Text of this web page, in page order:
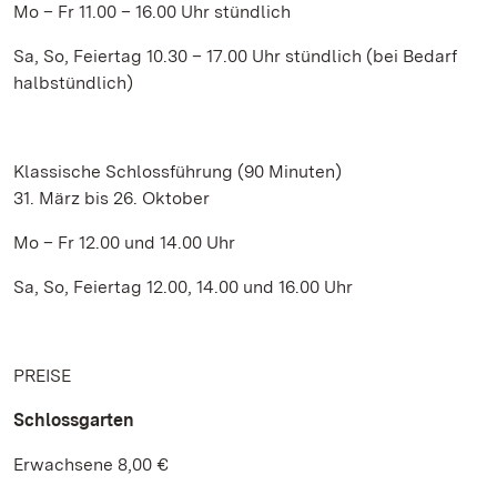
Mo – Fr 11.00 – 16.00 Uhr stündlich
Sa, So, Feiertag 10.30 – 17.00 Uhr stündlich (bei Bedarf
halbstündlich)
Klassische Schlossführung (90 Minuten)
31. März bis 26. Oktober
Mo – Fr 12.00 und 14.00 Uhr
Sa, So, Feiertag 12.00, 14.00 und 16.00 Uhr
PREISE
Schlossgarten
Erwachsene 8,00 €